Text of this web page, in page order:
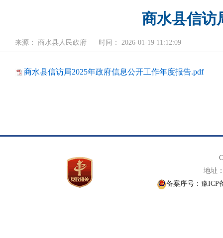
商水县信访
来源： 商水县人民政府 时间： 2026-01-19 11:12:09
商水县信访局2025年政府信息公开工作年度报告.pdf
地址
备案序号：豫ICP